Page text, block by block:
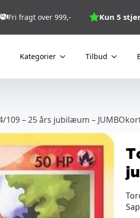
Fri fragt over 999,- Kun 5
Kategorier Tilbud
109 – 25 års jubilæum –